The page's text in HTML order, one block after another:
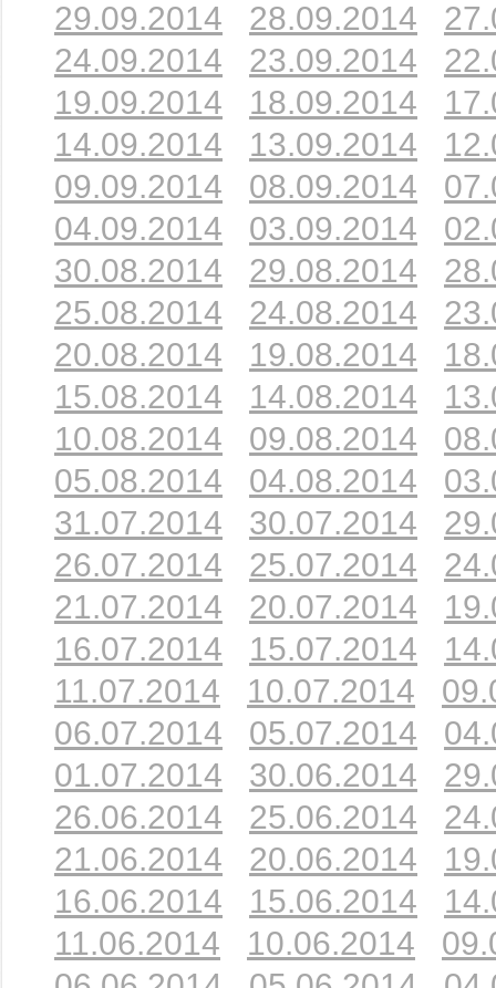
29.09.2014 28.09.2014
24.09.2014
23.09.2014
19.09.2014
18.09.2014
14.09.2014
13.09.2014
09.09.2014
08.09.2014
04.09.2014
03.09.2014
30.08.2014
29.08.2014
25.08.2014
24.08.2014
20.08.2014
19.08.2014
15.08.2014
14.08.2014
10.08.2014
09.08.2014
05.08.2014
04.08.2014
31.07.2014
30.07.2014
26.07.2014
25.07.2014
21.07.2014
20.07.2014
16.07.2014
15.07.2014
11.07.2014
10.07.2014
06.07.2014
05.07.2014
01.07.2014
30.06.2014
26.06.2014
25.06.2014
21.06.2014
20.06.2014
16.06.2014
15.06.2014
11.06.2014
10.06.2014